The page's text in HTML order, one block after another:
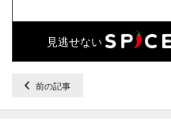
見逃せない
前の記事